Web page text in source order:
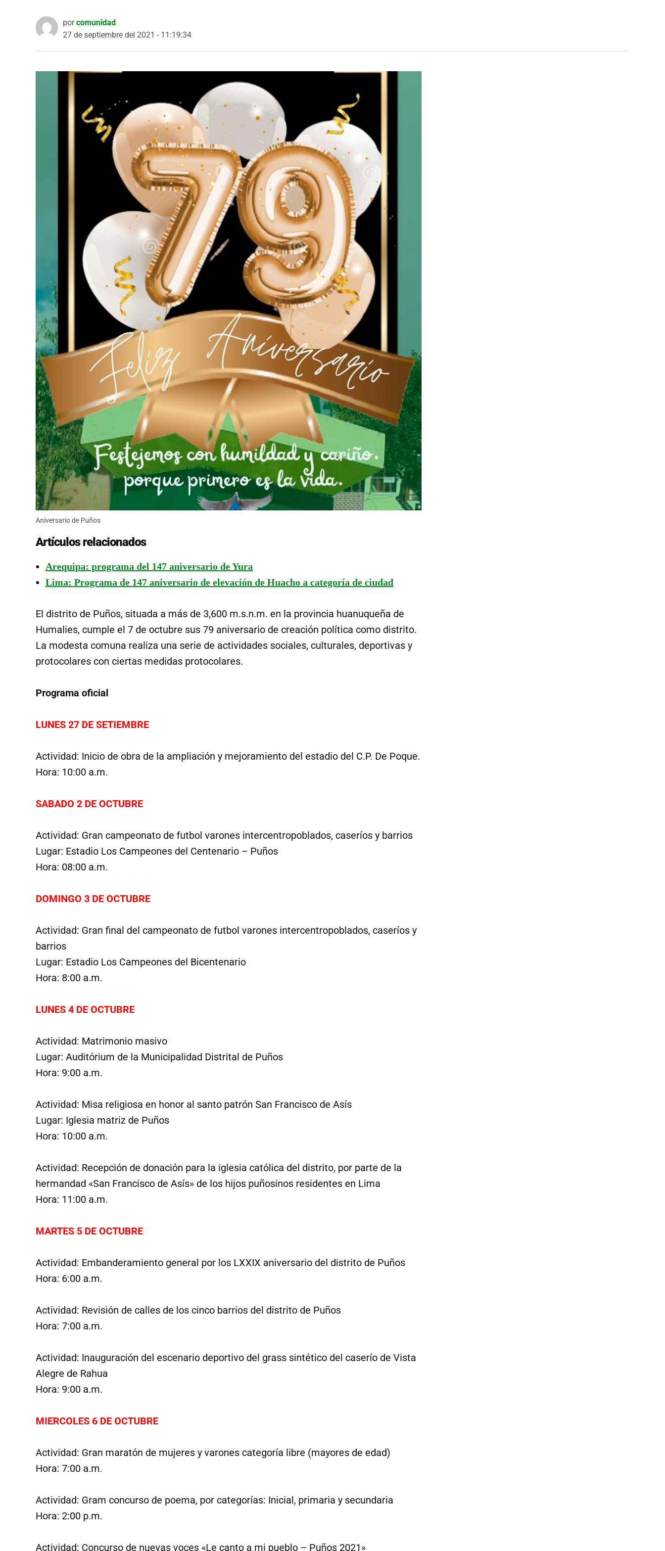
por comunidad
27 de septiembre del 2021 - 11:19:34
Aniversario de Puños
Artículos relacionados
Arequipa: programa del 147 aniversario de Yura
Lima: Programa de 147 aniversario de elevación de Huacho a categoría de ciudad
El distrito de Puños, situada a más de 3,600 m.s.n.m. en la provincia huanuqueña de
Humalies, cumple el 7 de octubre sus 79 aniversario de creación política como distrito.
La modesta comuna realiza una serie de actividades sociales, culturales, deportivas y
protocolares con ciertas medidas protocolares.
Programa oficial
LUNES 27 DE SETIEMBRE
Actividad: Inicio de obra de la ampliación y mejoramiento del estadio del C.P. De Poque.
Hora: 10:00 a.m.
SABADO 2 DE OCTUBRE
Actividad: Gran campeonato de futbol varones intercentropoblados, caseríos y barrios
Lugar: Estadio Los Campeones del Centenario – Puños
Hora: 08:00 a.m.
DOMINGO 3 DE OCTUBRE
Actividad: Gran final del campeonato de futbol varones intercentropoblados, caseríos y
barrios
Lugar: Estadio Los Campeones del Bicentenario
Hora: 8:00 a.m.
LUNES 4 DE OCTUBRE
Actividad: Matrimonio masivo
Lugar: Auditórium de la Municipalidad Distrital de Puños
Hora: 9:00 a.m.
Actividad: Misa religiosa en honor al santo patrón San Francisco de Asís
Lugar: Iglesia matriz de Puños
Hora: 10:00 a.m.
Actividad: Recepción de donación para la iglesia católica del distrito, por parte de la
hermandad «San Francisco de Asís» de los hijos puñosinos residentes en Lima
Hora: 11:00 a.m.
MARTES 5 DE OCTUBRE
Actividad: Embanderamiento general por los LXXIX aniversario del distrito de Puños
Hora: 6:00 a.m.
Actividad: Revisión de calles de los cinco barrios del distrito de Puños
Hora: 7:00 a.m.
Actividad: Inauguración del escenario deportivo del grass sintético del caserío de Vista
Alegre de Rahua
Hora: 9:00 a.m.
MIERCOLES 6 DE OCTUBRE
Actividad: Gran maratón de mujeres y varones categoría libre (mayores de edad)
Hora: 7:00 a.m.
Actividad: Gram concurso de poema, por categorías: Inicial, primaria y secundaria
Hora: 2:00 p.m.
Actividad: Concurso de nuevas voces «Le canto a mi pueblo – Puños 2021»